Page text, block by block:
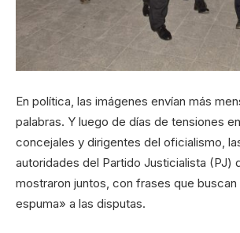
En política, las imágenes envían más
palabras. Y luego de días de tensiones
concejales y dirigentes del oficialismo,
autoridades del Partido Justicialista (PJ)
mostraron juntos, con frases que buscan
espuma» a las disputas.